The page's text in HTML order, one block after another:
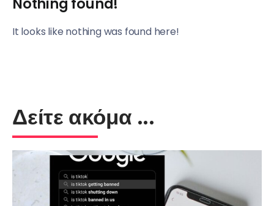
It looks like nothing was found here!
Δείτε ακόμα ...